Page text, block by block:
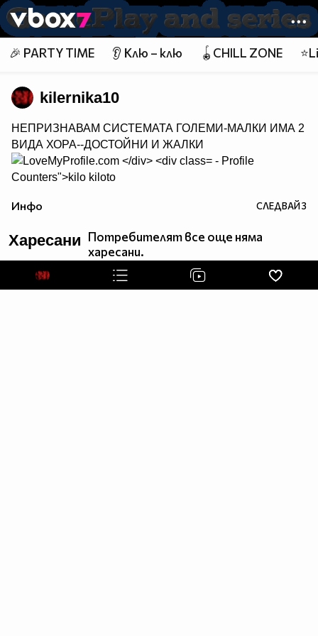
Member of
👾
🎉 PARTY TIME 👂 Клю – клю 🪀CHILL ZONE
kilernika10
НЕПРИЗНАВАМ СИСТЕМАТА ГОЛЕМИ-МАЛКИ ИМА 2
ВИДА ХОРА--ДОСТОЙНИ И ЖАЛКИ
- Profile
Counters">kilo kiloto
Инфо СЛЕДВАЙ3
Харесани Потребителят все още няма
харесани.